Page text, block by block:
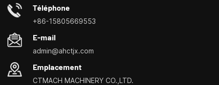
facilement, plus rapidement et de manière plus
économique.Spécialisé dans les centres de personnalisation
les perceuses et fraiseuses domestiques, les petits
tournages, perçages et fraisages multifonctionnels
Téléphone
+86-15805669553
E-mail
admin@ahctjx.com
Emplacement
CTMACH MACHINERY CO.,LTD.